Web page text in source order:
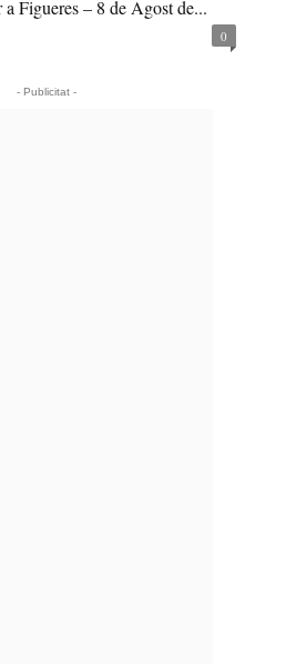
Figueres – 8 de Agost de...
0
- Publicitat -